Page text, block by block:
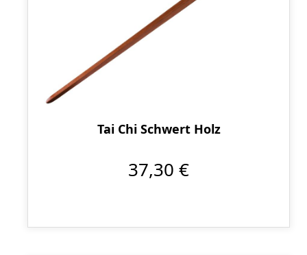
Tai Chi Schwert Holz
37,30 €